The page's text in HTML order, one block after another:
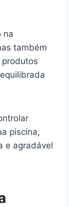
na
também
piscina,
e agradável